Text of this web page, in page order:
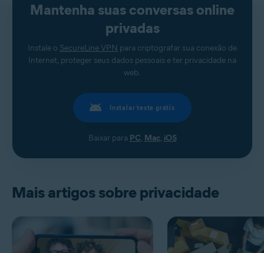
Mantenha suas conversas online
privadas
Instale o SecureLine VPN para criptografar sua conexão de
Internet, proteger seus dados pessoais e ter privacidade na
web.
Instalar teste grátis
Baixar para PC, Mac, iOS
Mais artigos sobre privacidade